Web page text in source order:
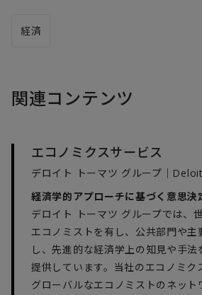
経済
関連コンテンツ
エコノミクスサービス
デロイト トーマツ グループ｜
経済学的アプローチに基づく意思決
デロイト トーマツ グループでは、
エコノミストを有し、公共部門や
し、先進的な経済学上の知見や手
提供しています。当社のエコノミク
グローバルなエコノミストのネット